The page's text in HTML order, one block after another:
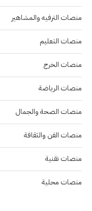
منصات الترفيه والمشاهير
منصات التعليم
منصات الخرج
منصات الرياضة
منصات الصحة والجمال
منصات الفن والثقافة
منصات تقنية
منصات محلية